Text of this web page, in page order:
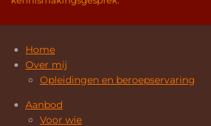
Home
Over mij
Opleidingen en beroepservaring
Aanbod
Voor wie